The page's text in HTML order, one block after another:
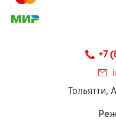
+7
Тольятти,